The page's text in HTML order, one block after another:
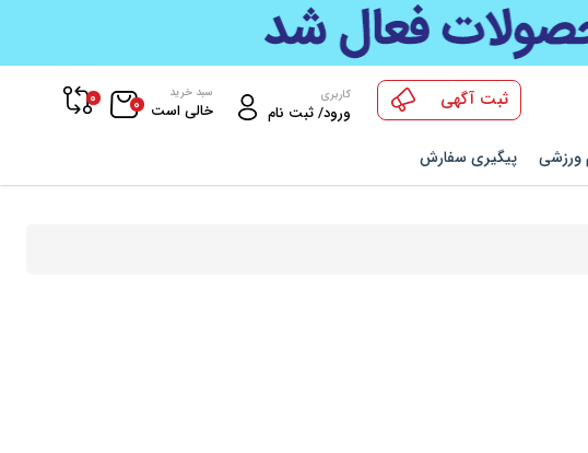
ثبت آگهی کاربری
ورود/ ثبت نام
سبد خرید
خالی است 0
0
ورزشی پیگیری سفارش